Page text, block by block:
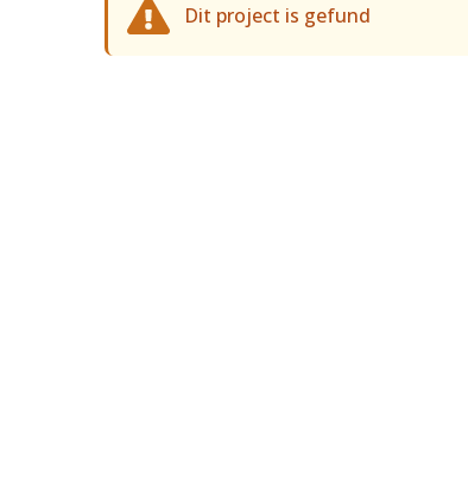
Dit project is gefund